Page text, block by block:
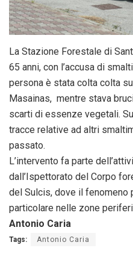
La Stazione Forestale di
65 anni, con l’accusa di
persona è stata colta colta
Masainas, mentre stava
scarti di essenze vegetali.
tracce relative ad altri
passato.
L’intervento fa parte
dall’Ispettorato del Corpo
del Sulcis, dove il fenomeno
particolare nelle zone
Antonio Caria
Tags: Antonio Caria